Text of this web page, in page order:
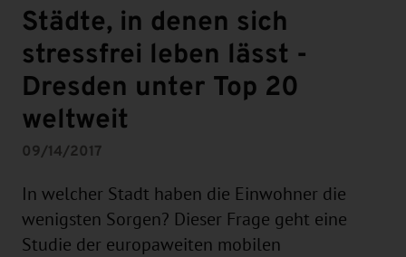
Städte, in denen sich
stressfrei leben lässt -
Dresden unter Top 20
weltweit
09/14/2017
In welcher Stadt haben die Einwohner die
wenigsten Sorgen? Dieser Frage geht eine
Studie der europaweiten mobilen